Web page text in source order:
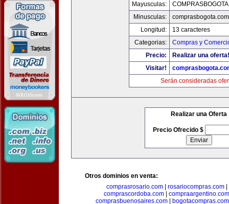
Mayusculas:
Minusculas:
comprasbogota.com
Longitud:
13 caracteres
Categorias:
Compras y
Precio:
Realizar una oferta!
Visitar!
Serán consideradas
Realizar una Oferta
Precio Ofrecido $
Otros dominios en venta:
comprasrosario.com
rosariocompras.com
comprascordoba.com
compraargentino.com
comprasbuenosaires.com
bogotacompras.com